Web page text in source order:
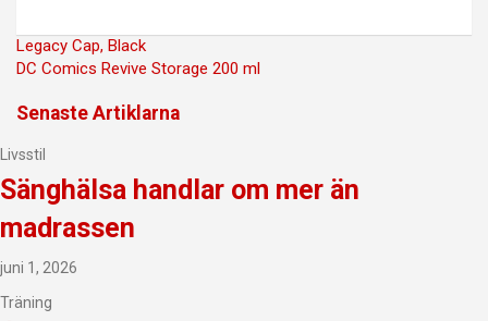
Inläggsnavigering
Legacy Cap, Black
DC Comics Revive Storage 200 ml
Senaste Artiklarna
Livsstil
Sänghälsa handlar om mer än
madrassen
juni 1, 2026
Träning